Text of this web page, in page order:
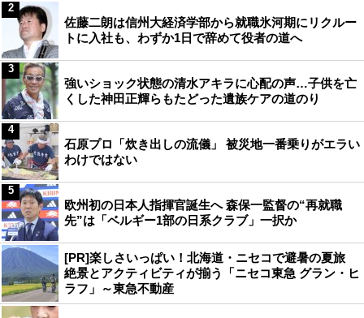
佐藤二朗は信州大経済学部から就職氷河期にリクルー
トに入社も、わずか1日で辞めて役者の道へ
2
強いショック状態の清水アキラに心配の声…子供を亡
くした神田正輝らもたどった遺族ケアの道のり
3
石原プロ「炊き出しの流儀」 被災地一番乗りがエラい
わけではない
4
欧州初の日本人指揮官誕生へ 森保一監督の“再就職
先”は「ベルギー1部の日系クラブ」一択か
5
[PR]楽しさいっぱい！北海道・ニセコで避暑の夏旅
絶景とアクティビティが揃う「ニセコ東急 グラン・ヒ
ラフ」～東急不動産